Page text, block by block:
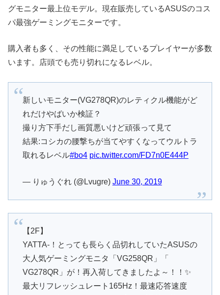
グモニター最上位モデル。現在販売しているASUSのコス
パ最強ゲーミングモニターです。
購入者も多く、その性能に満足しているプレイヤーが多数
います。店頭でも売り切れになるレベル。
新しいモニター(VG278QR)のレティクル機能がど
れだけやばいか検証？
撮り方下手だし画質悪いけど頑張って見て
結果:コシカの腰撃ちが当てやすくなってウルトラ
取れるレベル#bo4 pic.twitter.com/FD7n0E444P
— りゅうぐれ (@Lvugre) June 30, 2019
【2F】
YATTA-！とっても長らく品切れしていたASUSの
大人気ゲーミングモニタ「VG258QR」「
VG278QR」が！再入荷してきましたよ～！！✨
最大リフレッシュレート165Hz！最速応答速度